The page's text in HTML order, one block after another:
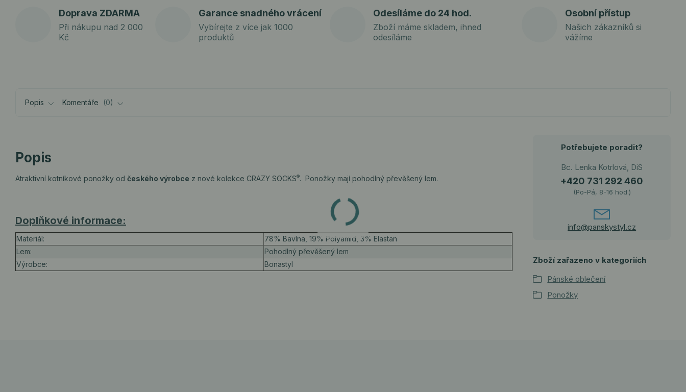
Doprava ZDARMA
Při nákupu nad 2 000
Kč
Garance snadného vrácení
Vybírejte z více jak 1000
produktů
Odesíláme do 24 hod.
Zboží máme skladem, ihned
odesíláme
Osobní přístup
Našich zákazníků si
vážíme
Popis Komentáře 0
Popis
Atraktivní kotníkové ponožky od českého výrobce z nové kolekce CRAZY SOCKS®. Ponožky mají pohodlný převěšený lem.
Doplňkové informace:
Materiál:
78% Bavlna, 19% Polyamid, 3% Elastan
Lem:
Pohodlný převěšený lem
Výrobce:
Bonastyl
Potřebujete poradit?
Bc. Lenka Kotrlová, DiS
+420 731 292 460
(Po-Pá, 8-16 hod.)
info@panskystyl.cz
Zboží zařazeno v kategoriích
Pánské oblečení
Ponožky